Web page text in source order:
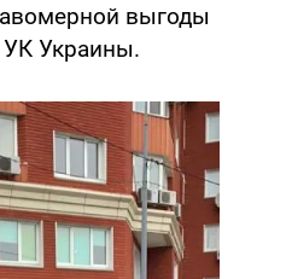
выгоды
Украины.